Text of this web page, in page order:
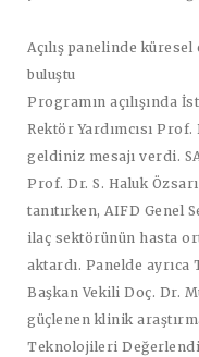
Açılış panelinde
buluştu
Programın açılışında
Rektör Yardımcısı
geldiniz mesajı verdi.
Prof. Dr. S. Haluk
tanıtırken, AIFD Genel
ilaç sektörünün hasta
aktardı. Panelde
Başkan Vekili Doç. Dr.
güçlenen klinik
Teknolojileri